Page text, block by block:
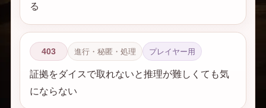
る
403 進行・秘匿・処理 プレイヤー用
証拠をダイスで取れないと推理が難しくても気
にならない